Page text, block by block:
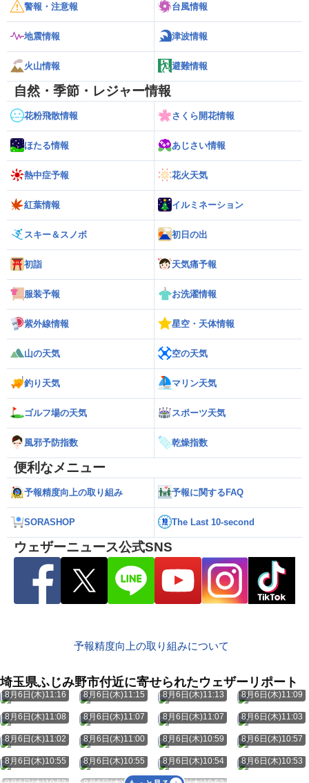
警報・注意報 台風情報
地震情報 津波情報
火山情報 避難情報
自然・季節・レジャー情報
花粉飛散情報 さくら開花情報
ほたる情報 あじさい情報
熱中症予報 花火天気
紅葉情報 イルミネーション
スキー＆スノボ 初日の出
初詣 天気痛予報
服装予報 お洗濯情報
紫外線情報 星空・天体情報
山の天気 空の天気
釣り天気 マリン天気
ゴルフ場の天気 スポーツ天気
風邪予防指数 乾燥指数
便利なメニュー
予報精度向上の取り組み 予報に関するFAQ
SORASHOP The Last 10-second
ウェザーニュース公式SNS
予報精度向上の取り組みについて
埼玉県ふじみ野市付近に寄せられたウェザーリポート
8月6日(木)11:16 8月6日(木)11:15 8月6日(木)11:13 8月6日(木)11:09
8月6日(木)11:08 8月6日(木)11:07 8月6日(木)11:07 8月6日(木)11:03
8月6日(木)11:02 8月6日(木)11:00 8月6日(木)10:59 8月6日(木)10:57
8月6日(木)10:55 8月6日(木)10:55 8月6日(木)10:54 8月6日(木)10:53